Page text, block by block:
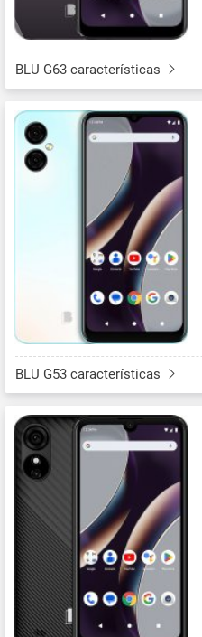
BLU G63 características
BLU G53 características